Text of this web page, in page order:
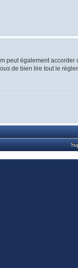
peut également
de bien lire tout le